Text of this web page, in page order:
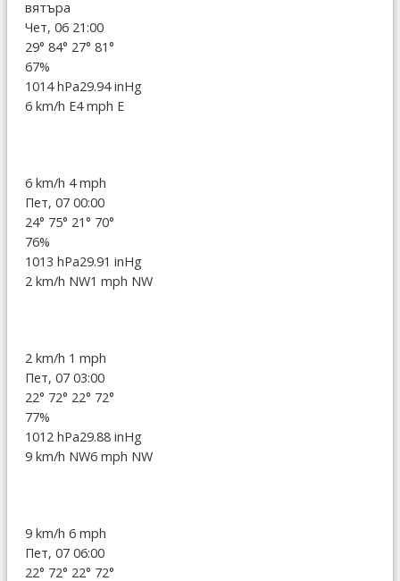
вятъра
Чет, 06 21:00
29° 84° 27° 81°
67%
1014 hPa29.94 inHg
6 km/h E4 mph E
6 km/h 4 mph
Пет, 07 00:00
24° 75° 21° 70°
76%
1013 hPa29.91 inHg
2 km/h NW1 mph NW
2 km/h 1 mph
Пет, 07 03:00
22° 72° 22° 72°
77%
1012 hPa29.88 inHg
9 km/h NW6 mph NW
9 km/h 6 mph
Пет, 07 06:00
22° 72° 22° 72°